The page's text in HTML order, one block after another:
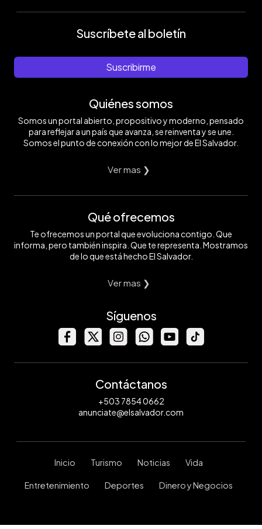
Suscríbete al boletín
Suscribirme
Quiénes somos
Somos un portal abierto, propositivo y moderno, pensado
para reflejar a un país que avanza, se reinventa y se une.
Somos el punto de conexión con lo mejor de El Salvador.
Ver mas ❯
Qué ofrecemos
Te ofrecemos un portal que evoluciona contigo. Que
informa, pero también inspira. Que te representa. Mostramos
de lo que está hecho El Salvador.
Ver mas ❯
Síguenos
Contáctanos
+503 7854 0662
anunciate@elsalvador.com
Inicio Turismo Noticias Vida
Entretenimiento Deportes Dinero y Negocios